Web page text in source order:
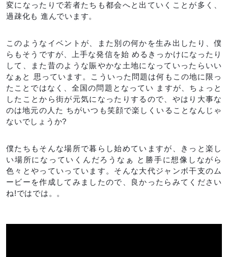
変になったりで若者たちも都会へと出ていくことが多く、
過疎化も 進んでいます。
このようなイベントが、また別の何かを生み出したり、僕
らもそうですが、上手な発信を始 めるきっかけになったり
して、また昔のような賑やかな土地になっていったらいい
なぁと 思っています。こういった問題は何もこの地に限っ
たことではなく、全国の問題となってい ますが、ちょっと
したことから街が元気になったりするので、やはり大事な
のは地元の人た ちがいつも笑顔で楽しくいることなんじゃ
ないでしょうか?
僕たちもそんな場所で暮らし始めていますが、きっと楽し
い場所になっていくんだろうなぁ と勝手に想像しながら
色々とやっていっています。そんな大代ジャンボ干支のム
ービーを作成してみましたので、良かったらみてください
ね!ではでは。。